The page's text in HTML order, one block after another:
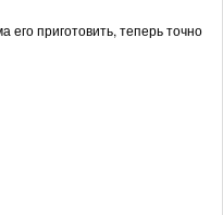
его приготовить, теперь точно